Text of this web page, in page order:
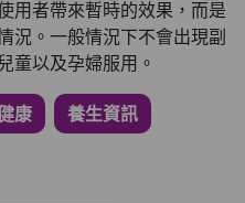
用者帶來暫時的效果，而是
況。一般情況下不會出現副
童以及孕婦服用。
康 養生資訊